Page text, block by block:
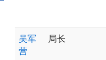
吴军
营
局长